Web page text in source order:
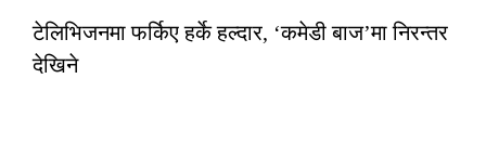
टेलिभिजनमा फर्किए हर्के हल्दार, ‘कमेडी बाज’मा निरन्तर
देखिने